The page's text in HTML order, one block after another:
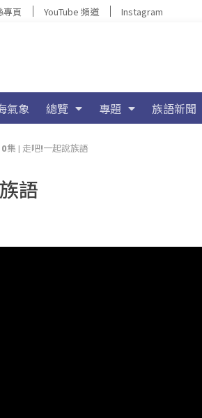
專頁 YouTube 頻道 Instagram
氣象 總覽 專題 族語新聞
集 | 走吧!一起說族語
語